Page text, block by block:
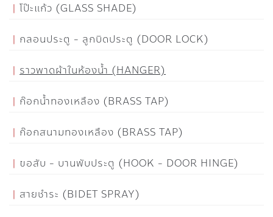
โป๊ะแก้ว (GLASS SHADE)
กลอนประตู - ลูกบิดประตู (DOOR LOCK)
ราวพาดผ้าในห้องน้ำ (HANGER)
ก๊อกน้ำทองเหลือง (BRASS TAP)
ก๊อกสนามทองเหลือง (BRASS TAP)
ขอสับ - บานพับประตู (HOOK - DOOR HINGE)
สายชำระ (BIDET SPRAY)